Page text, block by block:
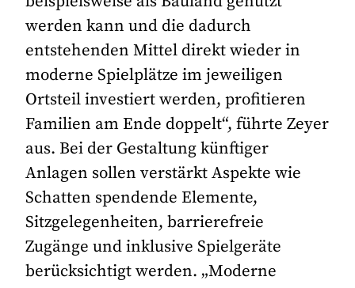
werden kann und die dadurch
entstehenden Mittel direkt wieder in
moderne Spielplätze im jeweiligen
Ortsteil investiert werden, profitieren
Familien am Ende doppelt“, führte Zeyer
aus. Bei der Gestaltung künftiger
Anlagen sollen verstärkt Aspekte wie
Schatten spendende Elemente,
Sitzgelegenheiten, barrierefreie
Zugänge und inklusive Spielgeräte
berücksichtigt werden. „Moderne